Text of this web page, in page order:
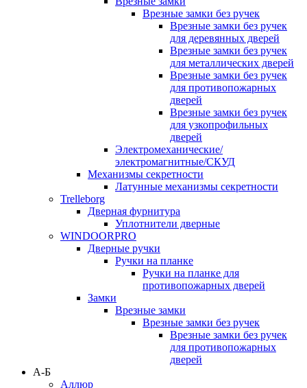
Врезные замки без ручек
Врезные замки без ручек
для деревянных дверей
Врезные замки без ручек
для металлических дверей
Врезные замки без ручек
для противопожарных
дверей
Врезные замки без ручек
для узкопрофильных
дверей
Электромеханические/
электромагнитные/СКУД
Механизмы секретности
Латунные механизмы секретности
Trelleborg
Дверная фурнитура
Уплотнители дверные
WINDOORPRO
Дверные ручки
Ручки на планке
Ручки на планке для
противопожарных дверей
Замки
Врезные замки
Врезные замки без ручек
Врезные замки без ручек
для противопожарных
дверей
А-Б
Аллюр